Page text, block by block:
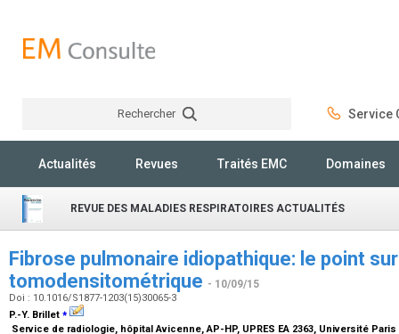
Rechercher Service
Actualités Revues Traités EMC Domaines
REVUE DES MALADIES RESPIRATOIRES ACTUALITÉS
Fibrose pulmonaire idiopathique: le point
tomodensitométrique - 10/09/15
Doi : 10.1016/S1877-1203(15)30065-3
P.-Y. Brillet ⁎
Service de radiologie, hôpital Avicenne, AP-HP, UPRES EA 2363, Université